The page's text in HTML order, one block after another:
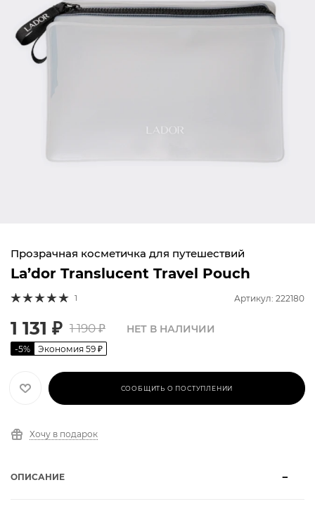
Прозрачная косметичка для путешествий
La’dor Translucent Travel Pouch
1 Артикул: 222180
1 131 ₽ 1 190₽
-5% Экономия 59 ₽
НЕТ В НАЛИЧИИ
СООБЩИТЬ О ПОСТУПЛЕНИИ
Хочу в подарок
ОПИСАНИЕ